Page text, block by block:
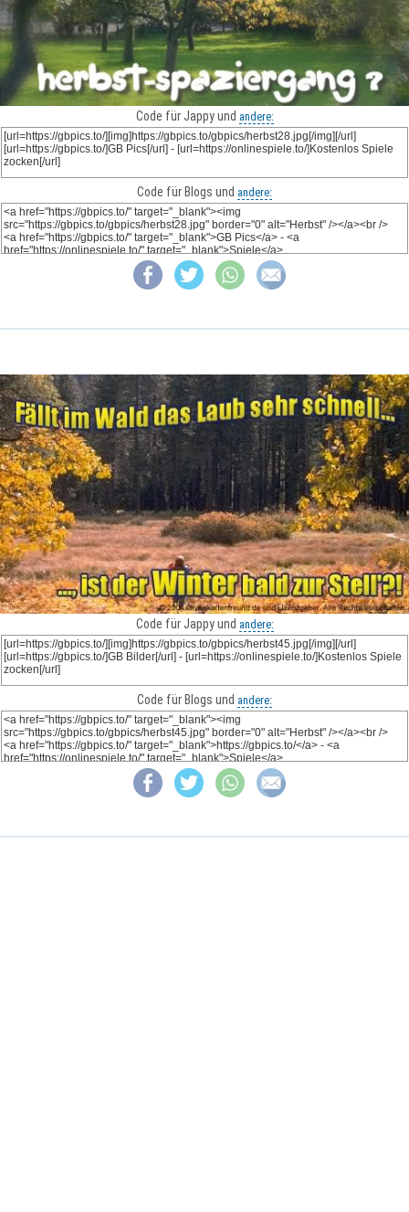
Code für Jappy und andere:
Code für Blogs und andere:
Code für Jappy und andere:
Code für Blogs und andere: